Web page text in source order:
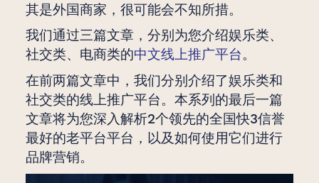
其是外国商家，很可能会不知所措。
我们通过三篇文章，分别为您介绍娱乐类、
社交类、电商类的中文线上推广平台。
在前两篇文章中，我们分别介绍了娱乐类和
社交类的线上推广平台。本系列的最后一篇
文章将为您深入解析2个领先的全国快3信誉
最好的老平台平台，以及如何使用它们进行
品牌营销。